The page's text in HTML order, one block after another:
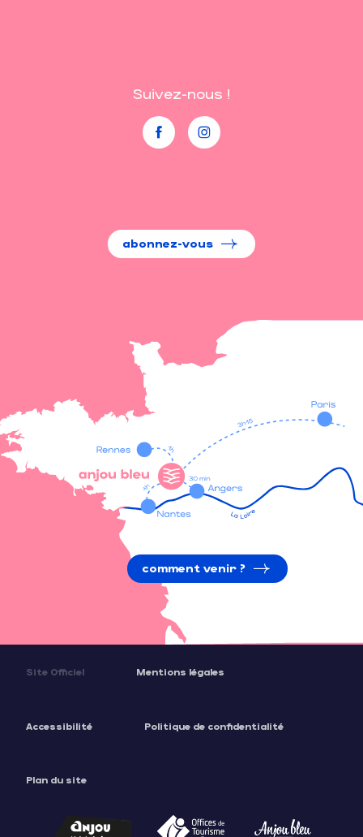
Suivez-nous !
abonnez-vous
comment venir ?
Site Officiel Mentions légales
Accessibilité Politique de confidentialité
Plan du site